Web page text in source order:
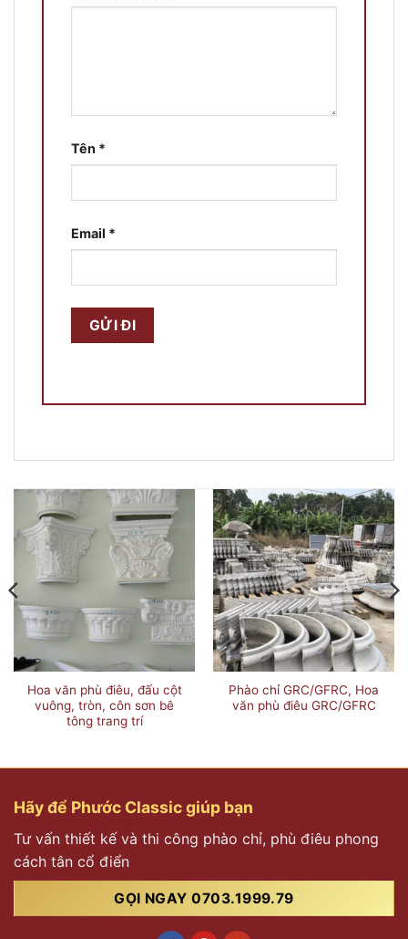
Tên *
Email *
Hoa văn phù điêu, đấu cột
vuông, tròn, côn sơn bê
tông trang trí
Phào chỉ GRC/GFRC, Hoa
văn phù điêu GRC/GFRC
Hãy để Phước Classic giúp bạn
Tư vấn thiết kế và thi công phào chỉ, phù điêu phong
cách tân cổ điển
GỌI NGAY 0703.1999.79